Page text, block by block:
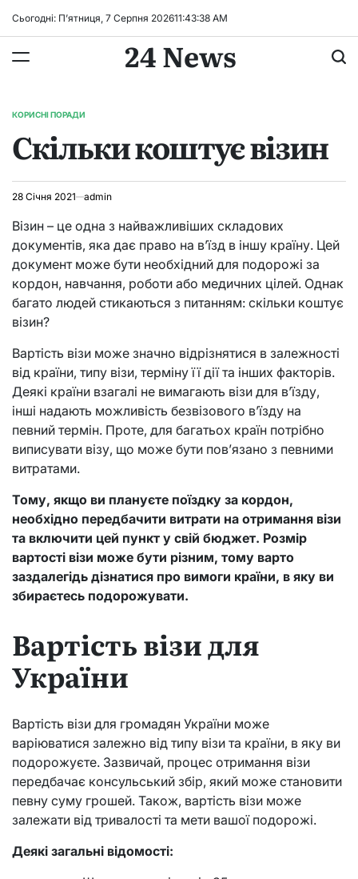
Сьогодні: П’ятниця, 7 Серпня 202611:43:39 AM
24 News
ОПУБЛІКУВАТИ
КОРИСНІ ПОРАДИ
Скільки коштує візин
28 Січня 2021 admin
Візин – це одна з найважливіших складових
документів, яка дає право на в’їзд в іншу країну. Цей
документ може бути необхідний для подорожі за
кордон, навчання, роботи або медичних цілей. Однак
багато людей стикаються з питанням: скільки коштує
візин?
Вартість візи може значно відрізнятися в залежності
від країни, типу візи, терміну її дії та інших факторів.
Деякі країни взагалі не вимагають візи для в’їзду,
інші надають можливість безвізового в’їзду на
певний термін. Проте, для багатьох країн потрібно
виписувати візу, що може бути пов’язано з певними
витратами.
Тому, якщо ви плануєте поїздку за кордон,
необхідно передбачити витрати на отримання візи
та включити цей пункт у свій бюджет. Розмір
вартості візи може бути різним, тому варто
заздалегідь дізнатися про вимоги країни, в яку ви
збираєтесь подорожувати.
Вартість візи для
України
Вартість візи для громадян України може
варіюватися залежно від типу візи та країни, в яку ви
подорожуєте. Зазвичай, процес отримання візи
передбачає консульський збір, який може становити
певну суму грошей. Також, вартість візи може
залежати від тривалості та мети вашої подорожі.
Деякі загальні відомості: